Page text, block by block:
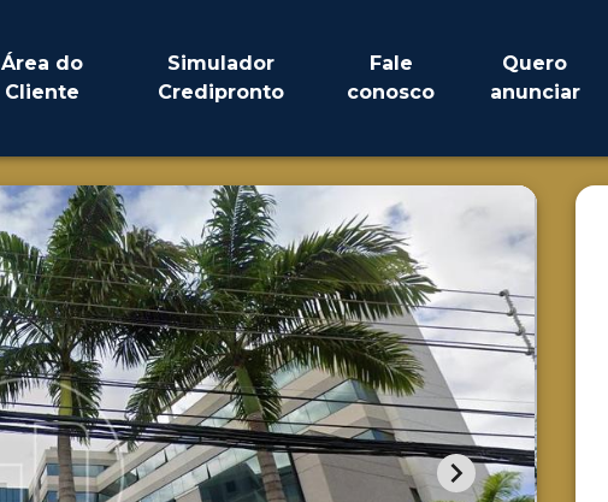
Área do
Cliente
Simulador
Credipronto
Fale
conosco
Quero
anunciar